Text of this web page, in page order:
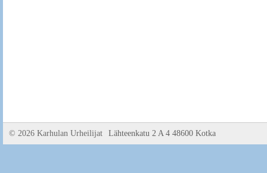
© 2026 Karhulan Urheilijat Lähteenkatu 2 A 4 48600 Kotka